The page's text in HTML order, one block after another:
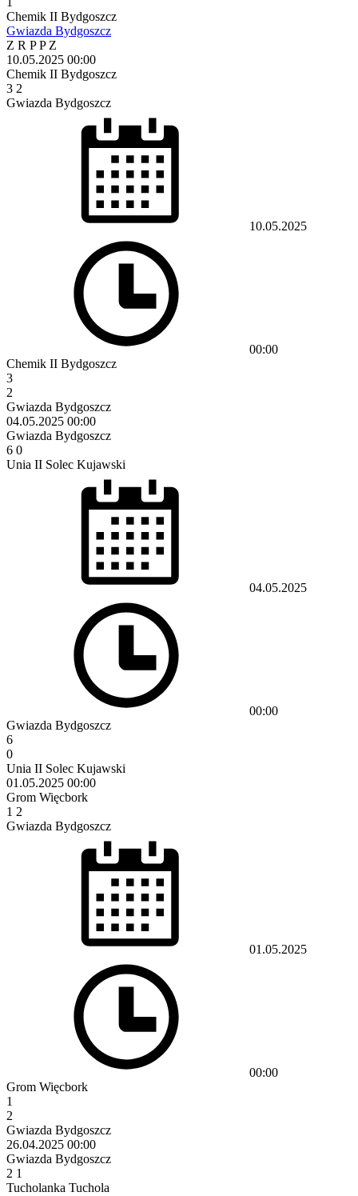
Chemik II Bydgoszcz
Gwiazda Bydgoszcz
Z R PPZ
10.05.2025 00:00
Chemik II Bydgoszcz
3 2
Gwiazda Bydgoszcz
10.05.2025
00:00
Chemik II Bydgoszcz
3
2
Gwiazda Bydgoszcz
04.05.2025 00:00
Gwiazda Bydgoszcz
6 0
Unia II Solec Kujawski
04.05.2025
00:00
Gwiazda Bydgoszcz
6
0
Unia II Solec Kujawski
01.05.2025 00:00
Grom Więcbork
1 2
Gwiazda Bydgoszcz
01.05.2025
00:00
Grom Więcbork
1
2
Gwiazda Bydgoszcz
26.04.2025 00:00
Gwiazda Bydgoszcz
2 1
Tucholanka Tuchola